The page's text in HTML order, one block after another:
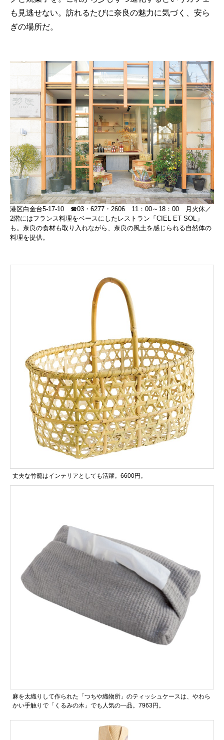
も見逃せない。訪れるたびに奈良の魅力に気づく、安ら
ぎの場所だ。
港区白金台5-17-10 ☎03・6277・2606 11：00～18：00 月火休／
2階にはフランス料理をベースにしたレストラン「CIEL ET SOL」
も。奈良の食材も取り入れながら、奈良の風土を感じられる自然体の
料理を提供。
丈夫な竹籠はインテリアとしても活躍。6600円。
麻を太織りして作られた「つちや織物所」のティッシュケースは、やわら
かい手触りで「くるみの木」でも人気の一品。7963円。